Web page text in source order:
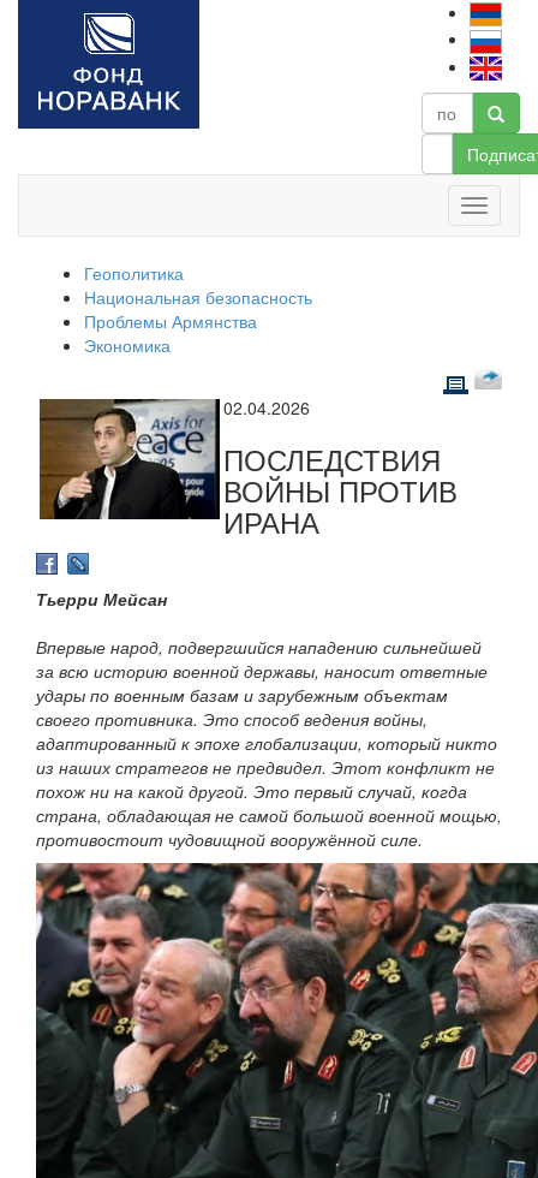
Геополитика
Национальная безопасность
Проблемы Армянства
Экономика
02.04.2026
ПОСЛЕДСТВИЯ
ВОЙНЫ ПРОТИВ
ИРАНА
Тьерри Мейсан
Впервые народ, подвергшийся нападению сильнейшей
за всю историю военной державы, наносит ответные
удары по военным базам и зарубежным объектам
своего противника. Это способ ведения войны,
адаптированный к эпохе глобализации, который никто
из наших стратегов не предвидел. Этот конфликт не
похож ни на какой другой. Это первый случай, когда
страна, обладающая не самой большой военной мощью,
противостоит чудовищной вооружённой силе.